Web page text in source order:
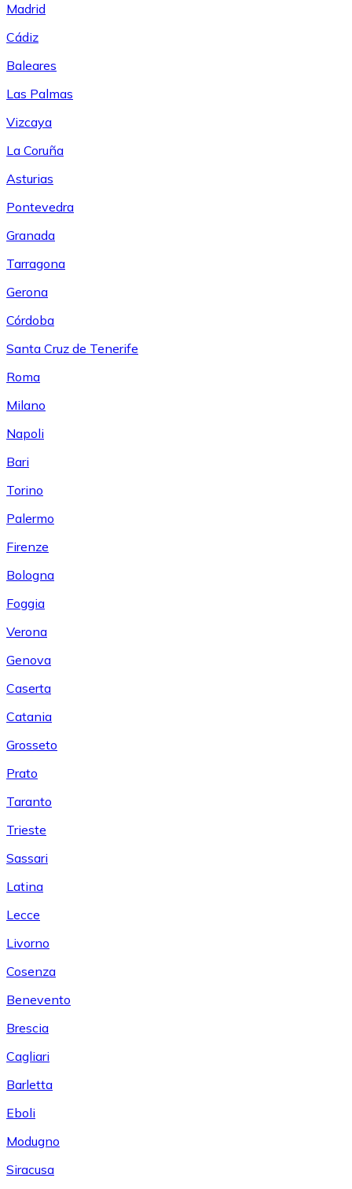
Madrid
Cádiz
Baleares
Las Palmas
Vizcaya
La Coruña
Asturias
Pontevedra
Granada
Tarragona
Gerona
Córdoba
Santa Cruz de Tenerife
Roma
Milano
Napoli
Bari
Torino
Palermo
Firenze
Bologna
Foggia
Verona
Genova
Caserta
Catania
Grosseto
Prato
Taranto
Trieste
Sassari
Latina
Lecce
Livorno
Cosenza
Benevento
Brescia
Cagliari
Barletta
Eboli
Modugno
Siracusa